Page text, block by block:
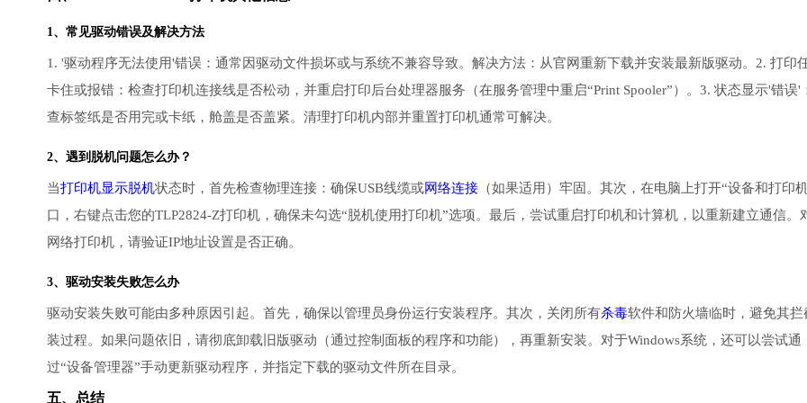
1、常见驱动错误及解决方法
1. '驱动程序无法使用'错误：通常因驱动文件损坏或与系统不兼容导致。解决方法：从官网重新下载并安装最新版驱动。2. 打印
卡住或报错：检查打印机连接线是否松动，并重启打印后台处理器服务（在服务管理中重启“Print Spooler”）。3. 状态显示'错误'
查标签纸是否用完或卡纸，舱盖是否盖紧。清理打印机内部并重置打印机通常可解决。
2、遇到脱机问题怎么办？
当打印机显示脱机状态时，首先检查物理连接：确保USB线缆或网络连接 （如果适用）牢固。其次，在电脑上打开“设备和打印
口，右键点击您的TLP2824-Z打印机，确保未勾选“脱机使用打印机”选项。最后，尝试重启打印机和计算机，以重新建立通信。
网络打印机，请验证IP地址设置是否正确。
3、 驱动安装失败怎么办
驱动安装失败可能由多种原因引起。首先，确保以管理员身份运行安装程序。其次，关闭所有杀毒软件和防火墙临时，避免其拦
装过程。如果问题依旧，请彻底卸载旧版驱动（通过控制面板的程序和功能），再重新安装。对于Windows系统，还可以尝试通
过“设备管理器”手动更新驱动程序，并指定下载的驱动文件所在目录。
五、总结